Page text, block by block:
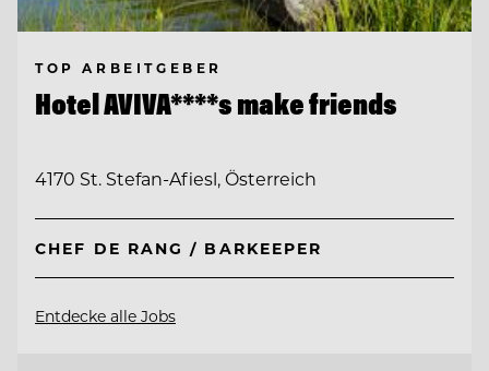
TOP ARBEITGEBER
Hotel AVIVA****s make friends
4170 St. Stefan-Afiesl, Österreich
CHEF DE RANG / BARKEEPER
Entdecke alle Jobs